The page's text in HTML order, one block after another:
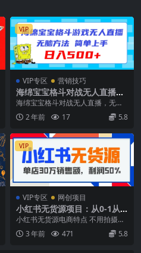
VIP
VIP专区 营销技巧
海绵宝宝格斗对战无人直播，
无脑玩法，简单上手，日入50
0+【揭秘】
海绵宝宝格斗对战无人直播，无脑
玩法，简单上手，日入500+【揭
秘】 项目介绍： ...
2 年前 17 5.8
VIP
VIP专区 网创项目
小红书无货源项目：从0-1从
开店到爆单 单店30万销售额
利润50%【5月更新】
小红书无货源电商特点 不用拍摄、
不用露脸、不用买产品 不用营业执
照，一部手机即可...
3 年前 471 5.8